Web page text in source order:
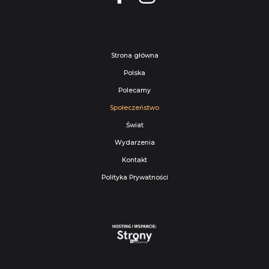
Strona główna
Polska
Polecamy
Społeczeństwo
Świat
Wydarzenia
Kontakt
Polityka Prywatności